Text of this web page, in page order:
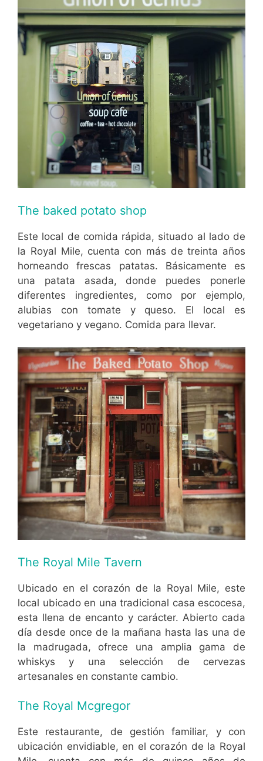
The baked potato shop
Este local de comida rápida, situado al lado de
la Royal Mile, cuenta con más de treinta años
horneando frescas patatas. Básicamente es
una patata asada, donde puedes ponerle
diferentes ingredientes, como por ejemplo,
alubias con tomate y queso. El local es
vegetariano y vegano. Comida para llevar.
The Royal Mile Tavern
Ubicado en el corazón de la Royal Mile, este
local ubicado en una tradicional casa escocesa,
esta llena de encanto y carácter. Abierto cada
día desde once de la mañana hasta las una de
la madrugada, ofrece una amplia gama de
whiskys y una selección de cervezas
artesanales en constante cambio.
The Royal Mcgregor
Este restaurante, de gestión familiar, y con
ubicación envidiable, en el corazón de la Royal